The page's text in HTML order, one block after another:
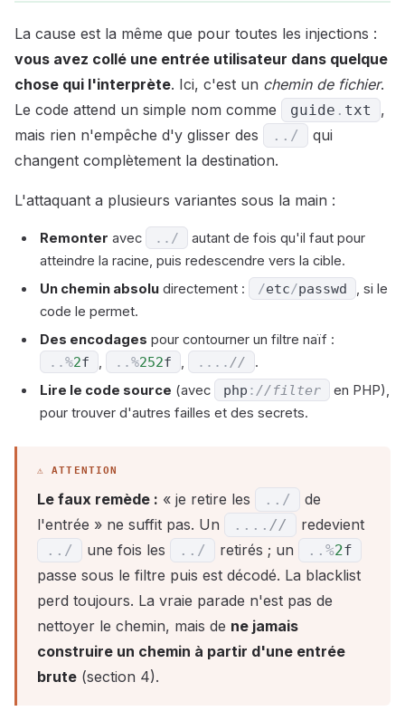
La cause est la même que pour toutes les injections :
vous avez collé une entrée utilisateur dans quelque
chose qui l'interprète. Ici, c'est un chemin de fichier.
Le code attend un simple nom comme
guide . txt
,
mais rien n'empêche d'y glisser des
. . /
qui
changent complètement la destination.
L'attaquant a plusieurs variantes sous la main :
Remonter avec . . /
autant de fois qu'il faut pour
atteindre la racine, puis redescendre vers la cible.
Un chemin absolu directement : /etc/passwd
, si le
code le permet.
Des encodages pour contourner un filtre naïf :
. .%2f , . .%252f , ... . //
.
Lire le code source (avec php : //filter
en PHP),
pour trouver d'autres failles et des secrets.
Le faux remède : « je retire les . . /
de
l'entrée » ne suffit pas. Un
... . // redevient
. . / une fois les . . / retirés ; un . . %2f
passe sous le filtre puis est décodé. La blacklist
perd toujours. La vraie parade n'est pas de
nettoyer le chemin, mais de ne jamais
construire un chemin à partir d'une entrée
brute (section 4).